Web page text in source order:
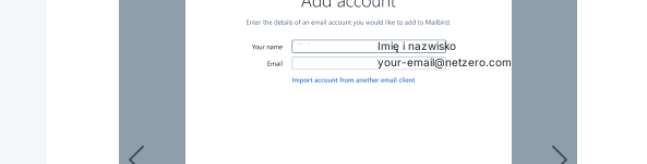
Imię i nazwisko
your-email@netzero.com